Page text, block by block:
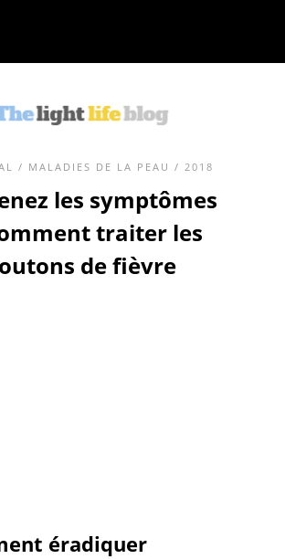
/ MALADIES DE LA PEAU / 2018
les symptômes
traiter les
de fièvre
éradiquer